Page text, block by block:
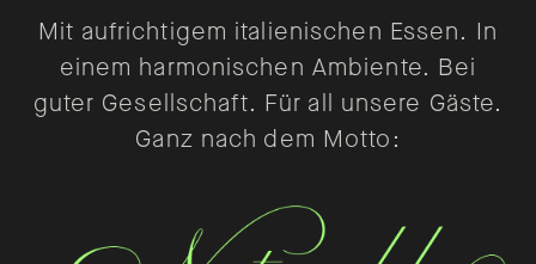
Mit aufrichtigem italienischen Essen. In
einem harmonischen Ambiente. Bei
guter Gesellschaft. Für all unsere Gäste.
Ganz nach dem Motto: